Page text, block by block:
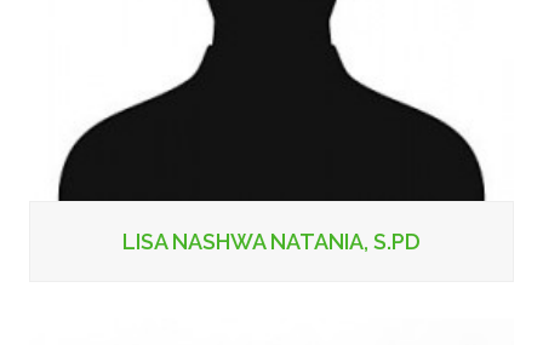
LISA NASHWA NATANIA, S.PD